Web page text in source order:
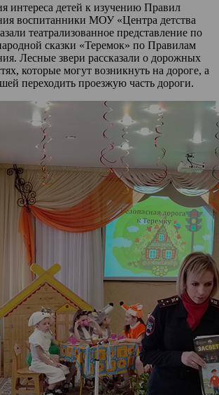
интереса детей к изучению Правил
воспитанники МОУ «Центра детства
театрализованное представление по
сказки «Теремок» по Правилам
Лесные звери рассказали о дорожных
которые могут возникнуть на дороге, а
переходить проезжую часть дороги.